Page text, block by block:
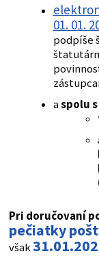
01. 01.
podpíše
aspolu
​Pri doručovaní
pečiatky
však